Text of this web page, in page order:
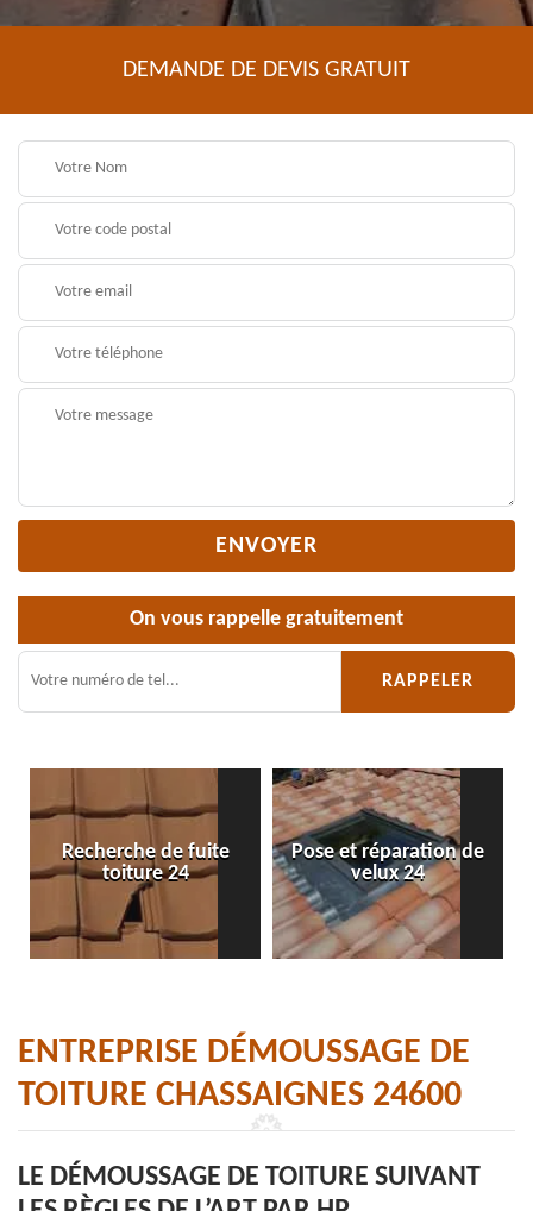
DEMANDE DE DEVIS GRATUIT
On vous rappelle gratuitement
Recherche de fuite
toiture 24
Pose et réparation de
velux 24
ENTREPRISE DÉMOUSSAGE DE
TOITURE CHASSAIGNES 24600
LE DÉMOUSSAGE DE TOITURE SUIVANT